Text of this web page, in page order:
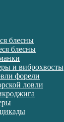
блесны
блесны
и виброхвосты
форели
ловли